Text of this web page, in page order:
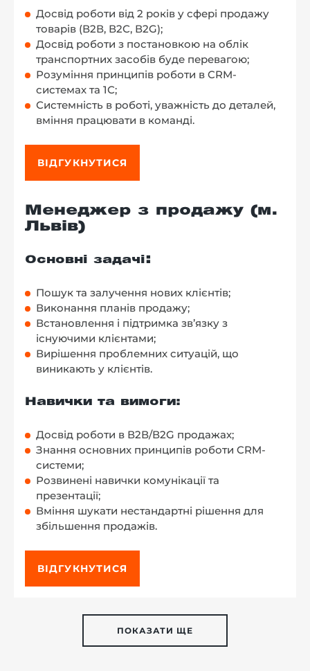
Досвід роботи від 2 років у сфері продажу
товарів (В2В, В2С, В2G);
Досвід роботи з постановкою на облік
транспортних засобів буде перевагою;
Розуміння принципів роботи в CRM-
системах та 1С;
Системність в роботі, уважність до деталей,
вміння працювати в команді.
ВІДГУКНУТИСЯ
Менеджер з продажу (м.
Львів)
Основні задачі:
Пошук та залучення нових клієнтів;
Виконання планів продажу;
Встановлення і підтримка зв’язку з
існуючими клієнтами;
Вирішення проблемних ситуацій, що
виникають у клієнтів.
Навички та вимоги:
Досвід роботи в В2В/В2G продажах;
Знання основних принципів роботи CRM-
системи;
Розвинені навички комунікації та
презентації;
Вміння шукати нестандартні рішення для
збільшення продажів.
ВІДГУКНУТИСЯ
ПОКАЗАТИ ЩЕ